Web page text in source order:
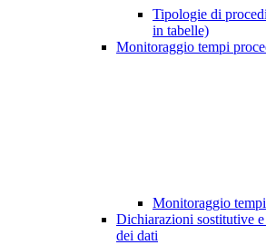
Tipologie di
in tabelle)
Monitoraggio tempi
Monitoraggio
Dichiarazioni sostitutive
dei dati